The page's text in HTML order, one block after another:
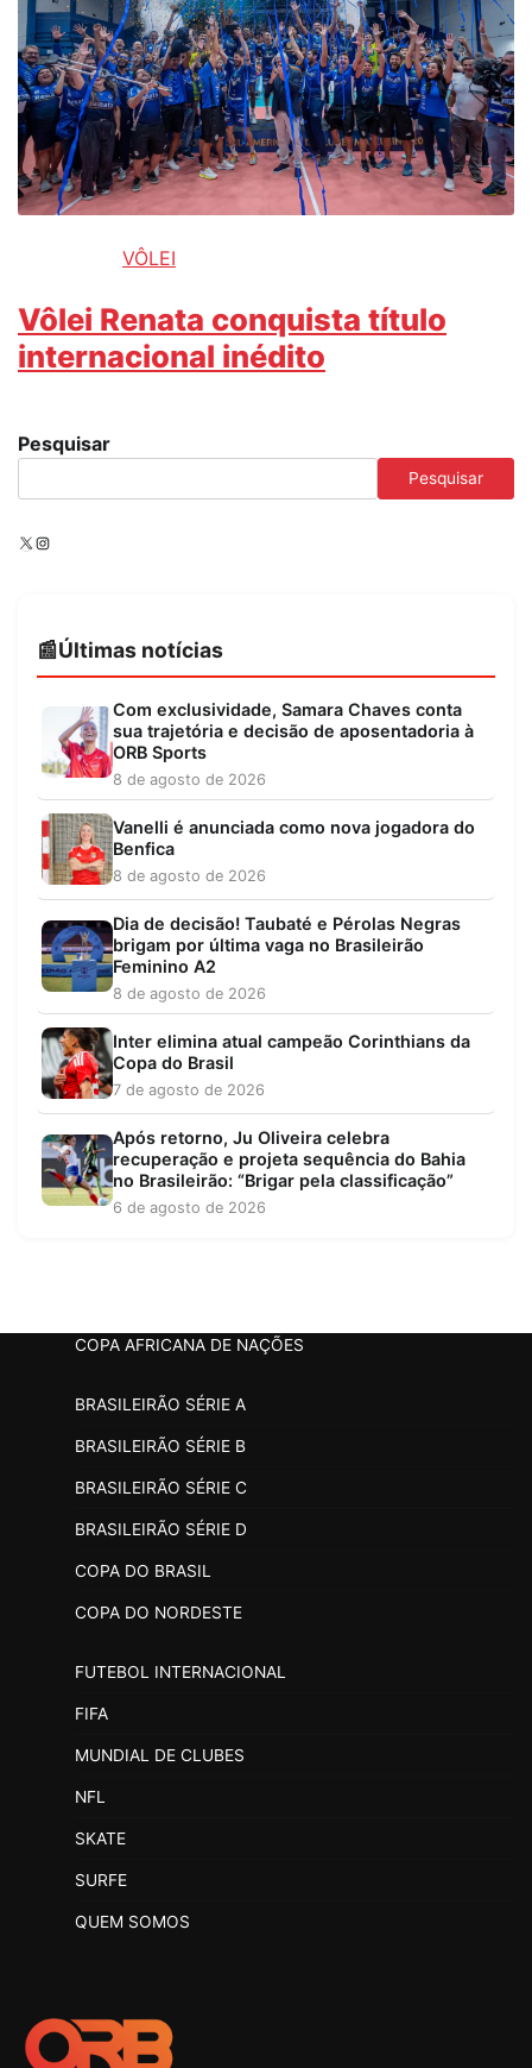
VÔLEI
Vôlei Renata conquista título
internacional inédito
Pesquisar
Pesquisar
X Instagram
Últimas notícias
Com exclusividade, Samara Chaves conta
sua trajetória e decisão de aposentadoria à
ORB Sports
8 de agosto de 2026
Vanelli é anunciada como nova jogadora do
Benfica
8 de agosto de 2026
Dia de decisão! Taubaté e Pérolas Negras
brigam por última vaga no Brasileirão
Feminino A2
8 de agosto de 2026
Inter elimina atual campeão Corinthians da
Copa do Brasil
7 de agosto de 2026
Após retorno, Ju Oliveira celebra
recuperação e projeta sequência do Bahia
no Brasileirão: “Brigar pela classificação”
6 de agosto de 2026
COPA AFRICANA DE NAÇÕES
BRASILEIRÃO SÉRIE A
BRASILEIRÃO SÉRIE B
BRASILEIRÃO SÉRIE C
BRASILEIRÃO SÉRIE D
COPA DO BRASIL
COPA DO NORDESTE
FUTEBOL INTERNACIONAL
FIFA
MUNDIAL DE CLUBES
NFL
SKATE
SURFE
QUEM SOMOS